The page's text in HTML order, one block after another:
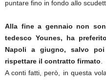
puntare fino in fondo allo
Alla fine a gennaio non
tedesco Younes, ha
Napoli a giugno, salvo
rispettare il contratto firmato
A conti fatti, però, in questa